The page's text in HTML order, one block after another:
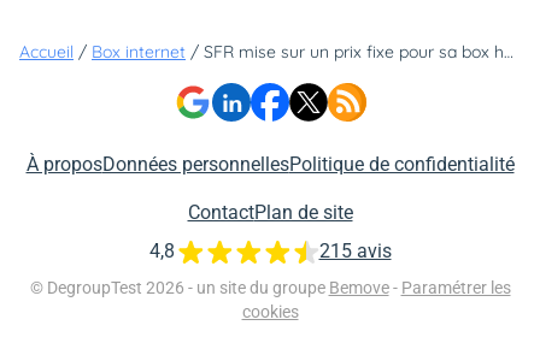
Accueil / Box internet / SFR mise sur un prix fixe pour sa box haut de gamme et c'est un pari réussi
À proposDonnées personnellesPolitique de confidentialité
ContactPlan de site
© DegroupTest 2026 - un site du groupe Bemove - Paramétrer les
cookies
4,8 215 avis